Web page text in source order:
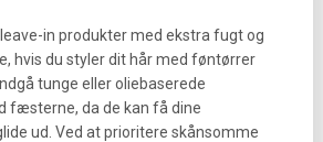
in produkter med ekstra fugt og
hvis du styler dit hår med føntørrer
tunge eller oliebaserede
fæsterne, da de kan få dine
ud. Ved at prioritere skånsomme